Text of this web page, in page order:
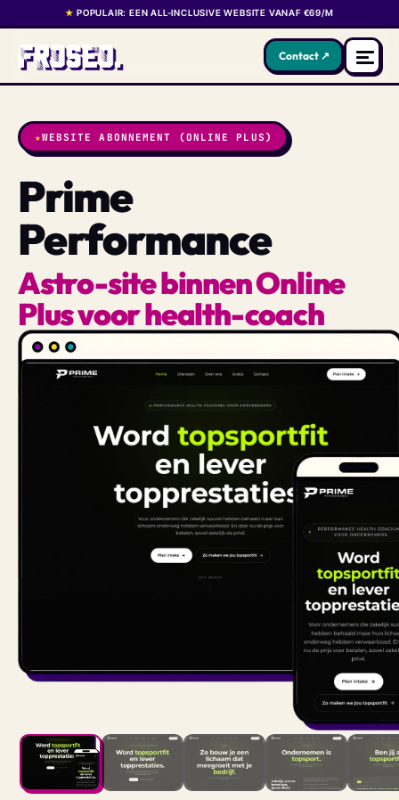
★ POPULAIR: EEN ALL-INCLUSIVE WEBSITE VANAF €69/M
Contact ↗
★WEBSITE ABONNEMENT (ONLINE PLUS)
Prime
Performance
Astro-site binnen Online
Plus voor health-coach